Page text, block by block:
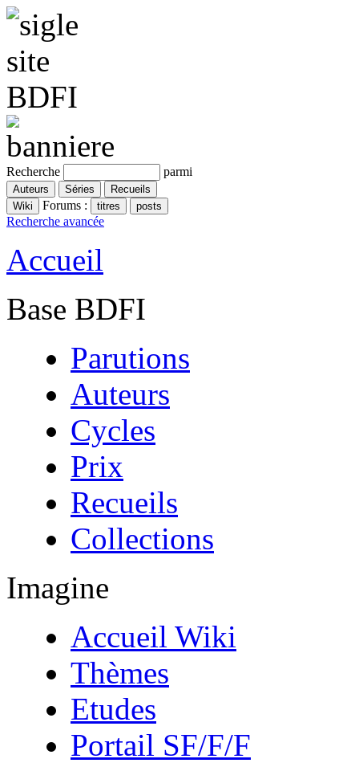
Recherche parmi
Forums :
Recherche avancée
Accueil
Base BDFI
Parutions
Auteurs
Cycles
Prix
Recueils
Collections
Imagine
Accueil Wiki
Thèmes
Etudes
Portail SF/F/F